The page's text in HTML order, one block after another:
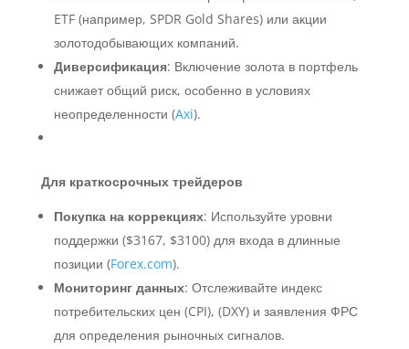
ETF (например, SPDR Gold Shares) или акции
золотодобывающих компаний.
Диверсификация: Включение золота в портфель
снижает общий риск, особенно в условиях
неопределенности (Axi).
Для краткосрочных трейдеров
Покупка на коррекциях: Используйте уровни
поддержки ($3167, $3100) для входа в длинные
позиции (Forex.com).
Мониторинг данных: Отслеживайте индекс
потребительских цен (CPI), (DXY) и заявления ФРС
для определения рыночных сигналов.